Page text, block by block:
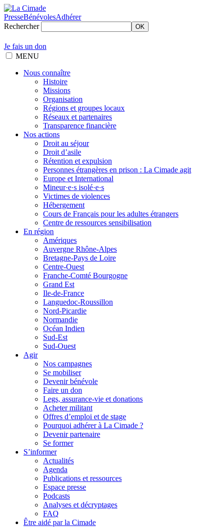
PresseBénévolesAdhérer
Rechercher
OK
Je fais un don
MENU
Nous connaître
Histoire
Missions
Organisation
Régions et groupes locaux
Réseaux et partenaires
Transparence financière
Nos actions
Droit au séjour
Droit d’asile
Rétention et expulsion
Personnes étrangères en prison : La Cimade agit
Europe et International
Mineur·e·s isolé·e·s
Victimes de violences
Hébergement
Cours de Français pour les adultes étrangers
Centre de ressources sensibilisation
En région
Amériques
Auvergne Rhône-Alpes
Bretagne-Pays de Loire
Centre-Ouest
Franche-Comté Bourgogne
Grand Est
Ile-de-France
Languedoc-Roussillon
Nord-Picardie
Normandie
Océan Indien
Sud-Est
Sud-Ouest
Agir
Nos campagnes
Se mobiliser
Devenir bénévole
Faire un don
Legs, assurance-vie et donations
Acheter militant
Offres d’emploi et de stage
Pourquoi adhérer à La Cimade ?
Devenir partenaire
Se former
S’informer
Actualités
Agenda
Publications et ressources
Espace presse
Podcasts
Analyses et décryptages
FAQ
Être aidé par la Cimade